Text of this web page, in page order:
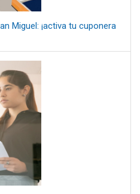
Miguel: ¡activa tu cuponera